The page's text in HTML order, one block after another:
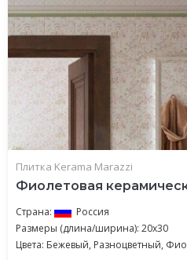
Плитка Kerama Marazzi
Фиолетовая
Страна:
Россия
Размеры (длина/ширина): 20x30
Цвета: Бежевый, Разноцветный,